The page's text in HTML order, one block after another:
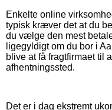
Enkelte online
typisk kræver det at du
du vælge den mest
ligegyldigt om du bor i
blive at få fragtfirmaet til
afhentningssted.
Det er i dag ekstremt